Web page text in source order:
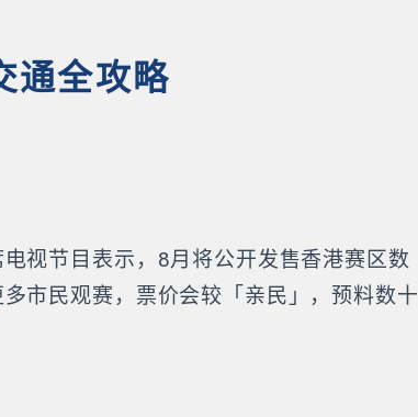
通全攻略
视节目表示，8月将公开发售香港赛区数
市民观赛，票价会较「亲民」，预料数十